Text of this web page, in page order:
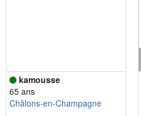
kamousse
65 ans
Châlons-en-Champagne